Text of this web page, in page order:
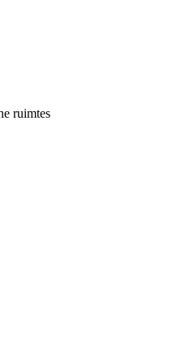
ruimtes